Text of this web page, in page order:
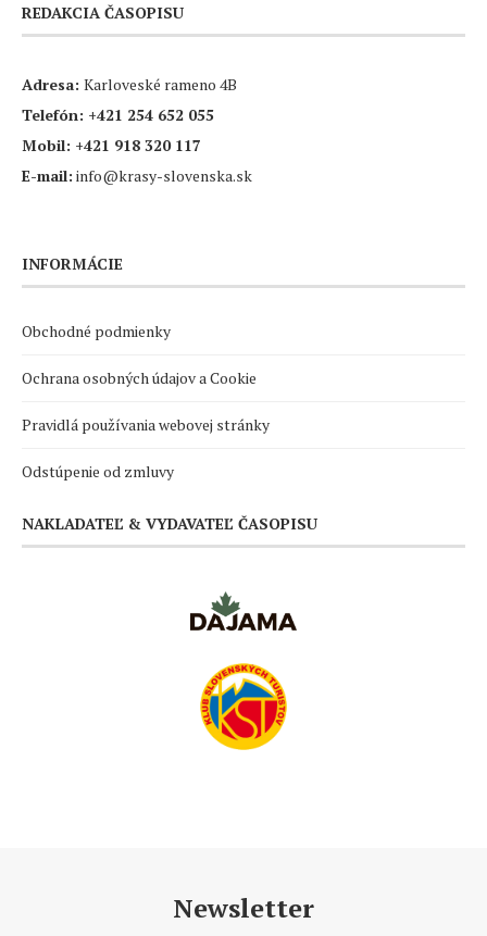
REDAKCIA ČASOPISU
Adresa: Karloveské rameno 4B
Telefón: +421 254 652 055
Mobil: +421 918 320 117
E-mail: info@krasy-slovenska.sk
INFORMÁCIE
Obchodné podmienky
Ochrana osobných údajov a Cookie
Pravidlá používania webovej stránky
Odstúpenie od zmluvy
NAKLADATEĽ & VYDAVATEĽ ČASOPISU
Newsletter